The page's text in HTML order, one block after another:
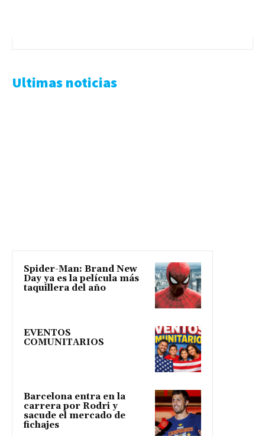
Ultimas noticias
Spider-Man: Brand New
Day ya es la película más
taquillera del año
EVENTOS
COMUNITARIOS
Barcelona entra en la
carrera por Rodri y
sacude el mercado de
fichajes